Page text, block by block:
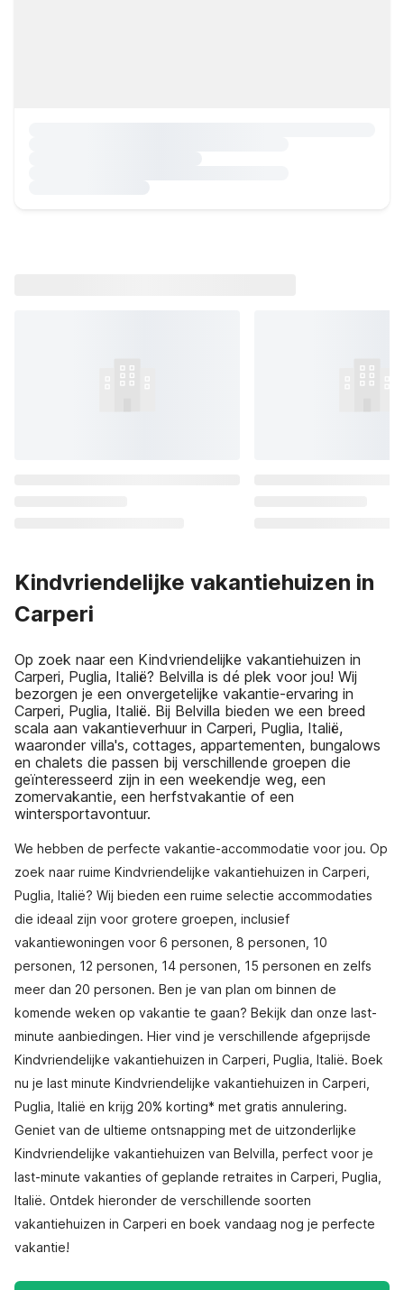
Kindvriendelijke vakantiehuizen in
Carperi
Op zoek naar een Kindvriendelijke vakantiehuizen in
Carperi, Puglia, Italië? Belvilla is dé plek voor jou! Wij
bezorgen je een onvergetelijke vakantie-ervaring in
Carperi, Puglia, Italië. Bij Belvilla bieden we een breed
scala aan vakantieverhuur in Carperi, Puglia, Italië,
waaronder villa's, cottages, appartementen, bungalows
en chalets die passen bij verschillende groepen die
geïnteresseerd zijn in een weekendje weg, een
zomervakantie, een herfstvakantie of een
wintersportavontuur.
We hebben de perfecte vakantie-accommodatie voor jou. Op
zoek naar ruime Kindvriendelijke vakantiehuizen in Carperi,
Puglia, Italië? Wij bieden een ruime selectie accommodaties
die ideaal zijn voor grotere groepen, inclusief
vakantiewoningen voor 6 personen, 8 personen, 10
personen, 12 personen, 14 personen, 15 personen en zelfs
meer dan 20 personen. Ben je van plan om binnen de
komende weken op vakantie te gaan? Bekijk dan onze last-
minute aanbiedingen. Hier vind je verschillende afgeprijsde
Kindvriendelijke vakantiehuizen in Carperi, Puglia, Italië. Boek
nu je last minute Kindvriendelijke vakantiehuizen in Carperi,
Puglia, Italië en krijg 20% korting* met gratis annulering.
Geniet van de ultieme ontsnapping met de uitzonderlijke
Kindvriendelijke vakantiehuizen van Belvilla, perfect voor je
last-minute vakanties of geplande retraites in Carperi, Puglia,
Italië. Ontdek hieronder de verschillende soorten
vakantiehuizen in Carperi en boek vandaag nog je perfecte
vakantie!